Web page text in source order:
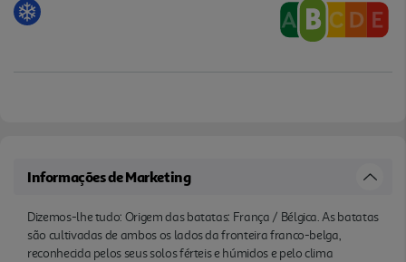
Informações de Marketing
Dizemos-lhe tudo: Origem das batatas: França / Bélgica. As batatas
são cultivadas de ambos os lados da fronteira franco-belga,
reconhecida pelos seus solos férteis e húmidos e pelo clima